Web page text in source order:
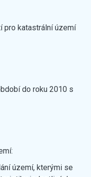
pro katastrální území
do roku 2010 s
území, kterými se